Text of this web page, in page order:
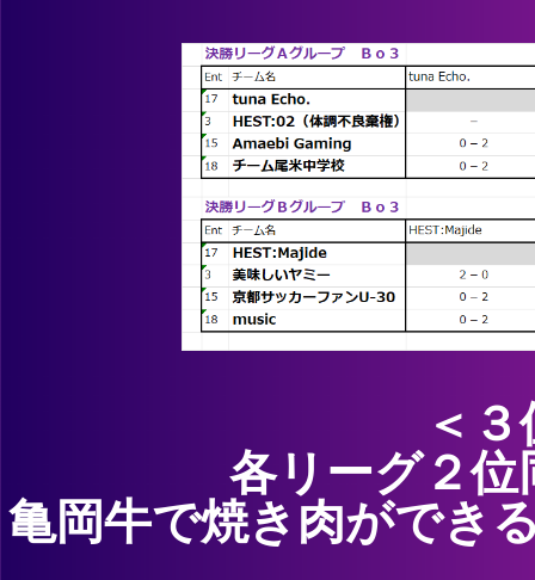
＜
各リーグ２
亀岡牛で焼き肉ができ